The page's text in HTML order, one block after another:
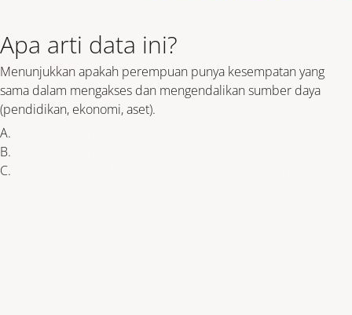
POKJA PUG
TENTANG PUG/PPRG
Apa arti data ini?
Menunjukkan apakah perempuan punya kesempatan yang
sama dalam mengakses dan mengendalikan sumber daya
(pendidikan, ekonomi, aset).
A.
B.
C.